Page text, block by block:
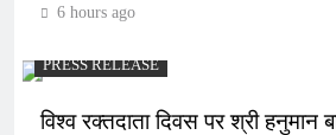
6 hours ago
PRESS RELEASE
विश्व रक्तदाता दिवस पर श्री हनुमान